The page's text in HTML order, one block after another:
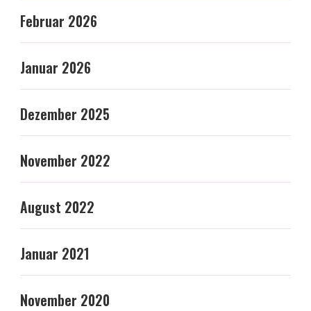
Februar 2026
Januar 2026
Dezember 2025
November 2022
August 2022
Januar 2021
November 2020